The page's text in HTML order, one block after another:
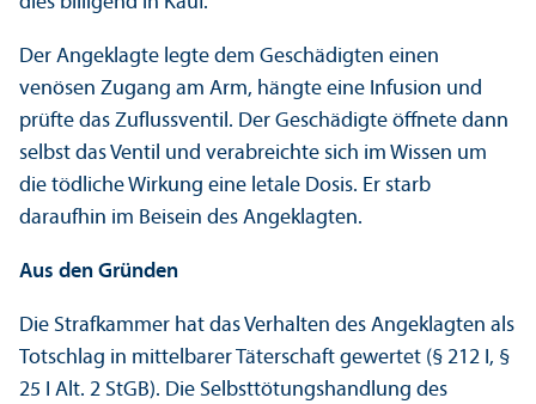
Der Angeklagte legte dem Geschädigten einen
venösen Zugang am Arm, hängte eine Infusion und
prüfte das Zuflussventil. Der Geschädigte öffnete dann
selbst das Ventil und verabreichte sich im Wissen um
die tödliche Wirkung eine letale Dosis. Er starb
daraufhin im Beisein des Angeklagten.
Aus den Gründen
Die Strafkammer hat das Verhalten des Angeklagten als
Totschlag in mittelbarer Täterschaft gewertet (§ 212 I, §
25 I Alt. 2 StGB). Die Selbsttötungs­handlung des